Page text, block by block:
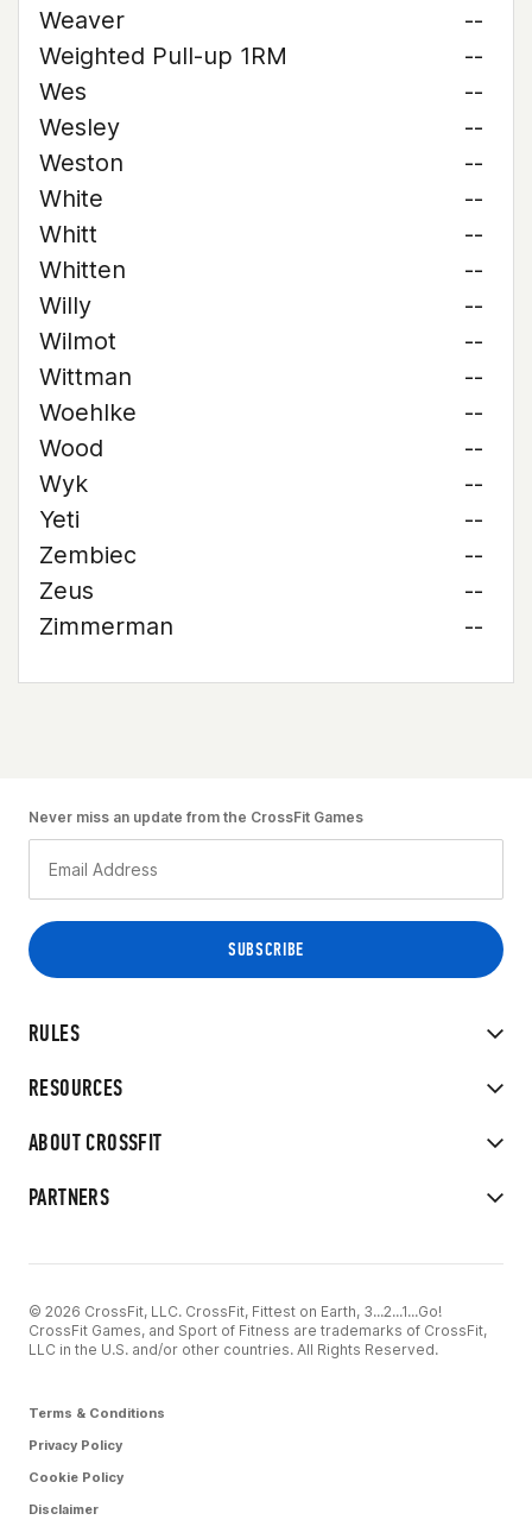
Weaver
--
Weighted Pull-up 1RM
--
Wes
--
Wesley
--
Weston
--
White
--
Whitt
--
Whitten
--
Willy
--
Wilmot
--
Wittman
--
Woehlke
--
Wood
--
Wyk
--
Yeti
--
Zembiec
--
Zeus
--
Zimmerman
--
RULES
RESOURCES
ABOUT CROSSFIT
PARTNERS
Never miss an update from the CrossFit Games
© 2026 CrossFit, LLC. CrossFit, Fittest on Earth, 3...2...1...Go!
CrossFit Games, and Sport of Fitness are trademarks of CrossFit,
LLC in the U.S. and/or other countries. All Rights Reserved.
Terms & Conditions
Privacy Policy
Cookie Policy
Disclaimer